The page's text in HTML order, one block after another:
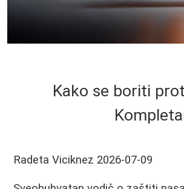
Kako se boriti
Radeta Viciknez 2026-07-09